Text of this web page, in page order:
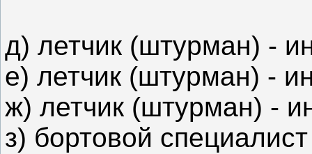
д) летчик (штурман) -
е) летчик (штурман) -
ж) летчик (штурман) -
з) бортовой